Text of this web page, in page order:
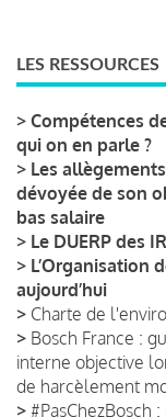
LES RESSOURCES
> Compétences
qui on en parle ?
> Les
dévoyée de son
bas salaire
> Le DUERP des
> L’Organisation
aujourd’hui
> Charte de
> Bosch France :
interne objective
de harcèlement
> #PasChezBosch